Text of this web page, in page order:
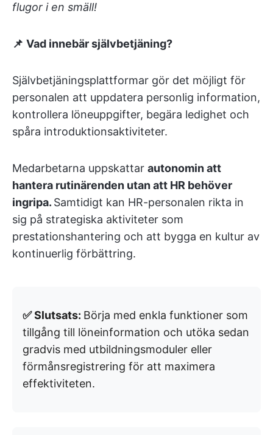
flugor i en smäll!
📌 Vad innebär självbetjäning?
Självbetjäningsplattformar gör det möjligt för
personalen att uppdatera personlig information,
kontrollera löneuppgifter, begära ledighet och
spåra introduktionsaktiviteter.
Medarbetarna uppskattar autonomin att
hantera rutinärenden utan att HR behöver
ingripa. Samtidigt kan HR-personalen rikta in
sig på strategiska aktiviteter som
prestationshantering och att bygga en kultur av
kontinuerlig förbättring.
✅ Slutsats: Börja med enkla funktioner som
tillgång till löneinformation och utöka sedan
gradvis med utbildningsmoduler eller
förmånsregistrering för att maximera
effektiviteten.